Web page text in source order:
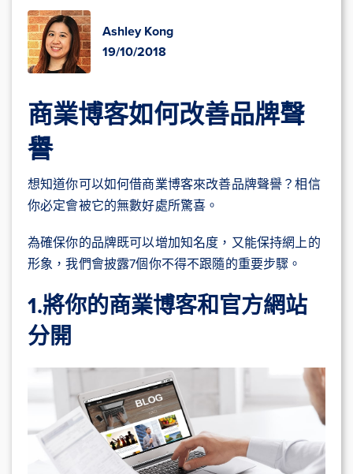
Ashley Kong
19/10/2018
商業博客如何改善品牌聲
譽
想知道你可以如何借商業博客來改善品牌聲譽？相信
你必定會被它的無數好處所驚喜。
為確保你的品牌既可以增加知名度，又能保持網上的
形象，我們會披露7個你不得不跟隨的重要步驟。
1.將你的商業博客和官方網站
分開